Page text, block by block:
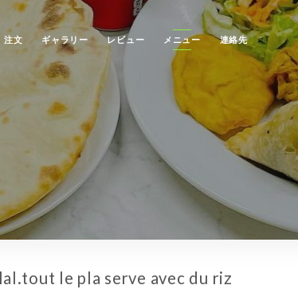
注文 ギャラリー レビュー メニュー 連絡先
le pla serve avec du riz